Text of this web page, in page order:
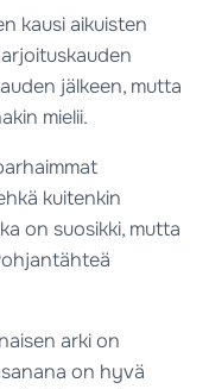
kausi aikuisten
jälkeen, mutta
mielii.
kuitenkin
on suosikki, mutta
arki on
on hyvä